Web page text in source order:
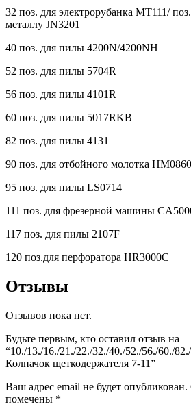
32 поз. для электрорубанка MT111/
металлу JN3201
40 поз. для пилы 4200N/4200NH
52 поз. для пилы 5704R
56 поз. для пилы 4101R
60 поз. для пилы 5017RKB
82 поз. для пилы 4131
90 поз. для отбойного молотка
95 поз. для пилы LS0714
111 поз. для фрезерной машины
117 поз. для пилы 2107F
120 поз.для перфоратора HR3000C
Отзывы
Отзывов пока нет.
Будьте первым, кто оставил отзыв на
“10./13./16./21./22./32./40./52./56./60./
Колпачок щеткодержателя 7-11”
Ваш адрес email не будет опубликован.
помечены *